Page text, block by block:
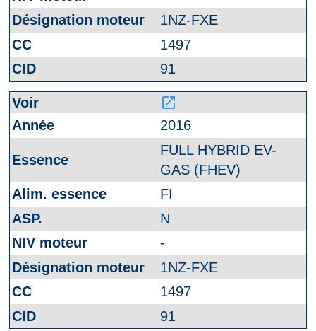
1NZ-FXE
1497
91
launch
2016
FULL HYBRID EV-
GAS (FHEV)
FI
N
-
1NZ-FXE
1497
91